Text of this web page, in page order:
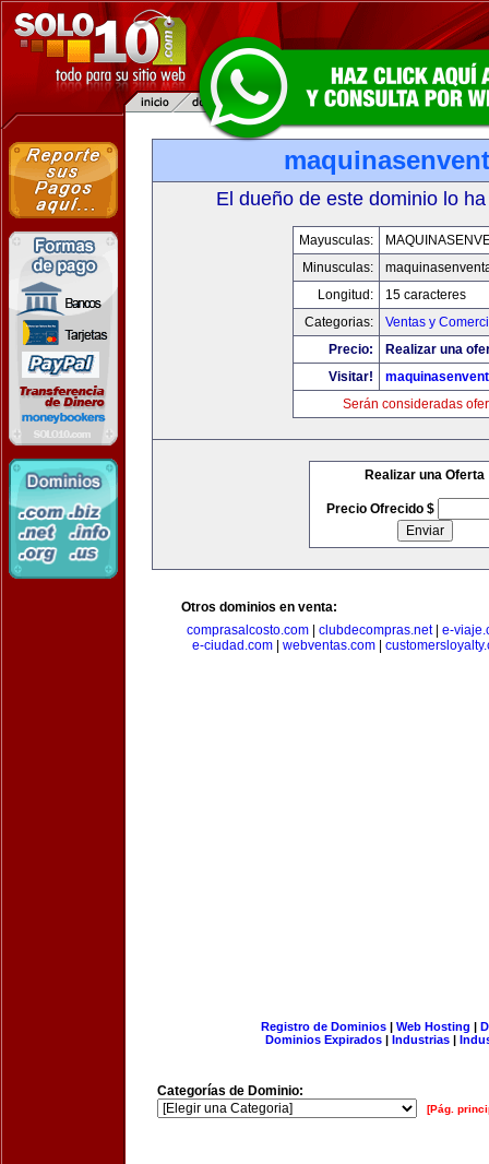
El dueño de este dominio lo
Mayusculas:
Minusculas:
Longitud:
15 caracteres
Categorias:
Ventas y
Precio:
Realizar una
Visitar!
Serán consideradas
Realizar una Oferta
Precio Ofrecido $
Otros dominios en venta:
comprasalcosto.com
clubdecompras.net| e-
e-ciudad.com| webventas.com|
Registro de Dominios| Web Hosting |
Dominios Expirados | Industrias |
Categorías de Dominio:
[Pág.